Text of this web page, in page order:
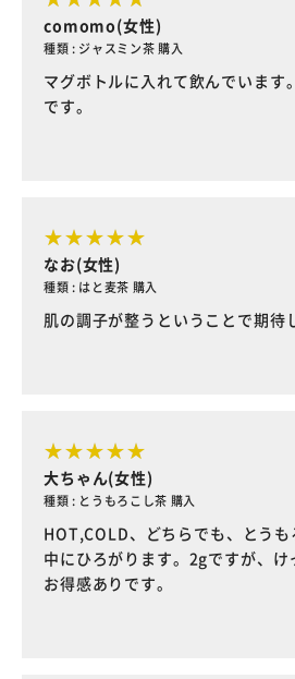
comomo(女性)
種類 : ジャスミン茶 購入
マグボトルに入れて飲んでいます
です。
なお(女性)
種類 : はと麦茶 購入
肌の調子が整うということで期待
大ちゃん(女性)
種類 : とうもろこし茶 購入
HOT,COLD、どちらでも、とう
中にひろがります。2gですが、け
お得感ありです。